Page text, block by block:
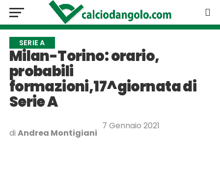
SERIE A
Milan-Torino: orario,
probabili
formazioni,17^giornata di
Serie A
di Andrea Montigiani
7 Gennaio 2021